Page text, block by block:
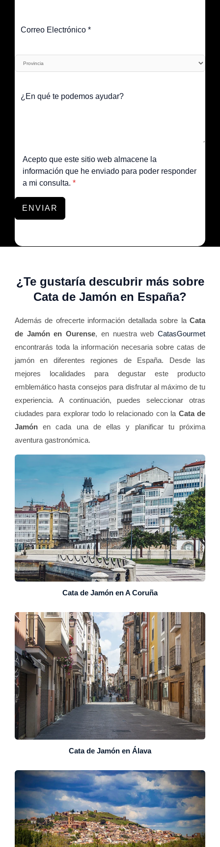
Acepto que este sitio web almacene la
información que he enviado para poder responder
a mi consulta. *
ENVIAR
¿Te gustaría descubrir más sobre
Cata de Jamón en España?
Además de ofrecerte información detallada sobre la Cata
de Jamón en Ourense, en nuestra webCatasGourmet
encontrarás toda la información necesaria sobre catas de
jamón en diferentes regiones de España. Desde las
mejores localidades para degustar este producto
emblemático hasta consejos para disfrutar al máximo de tu
experiencia. A continuación, puedes seleccionar otras
ciudades para explorar todo lo relacionado con la Cata de
Jamón en cada una de ellas y planificar tu próxima
aventura gastronómica.
Cata de Jamón en A Coruña
Cata de Jamón en Álava